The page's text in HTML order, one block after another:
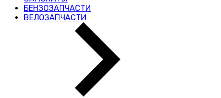
БЕНЗОЗАПЧАСТИ
ВЕЛОЗАПЧАСТИ